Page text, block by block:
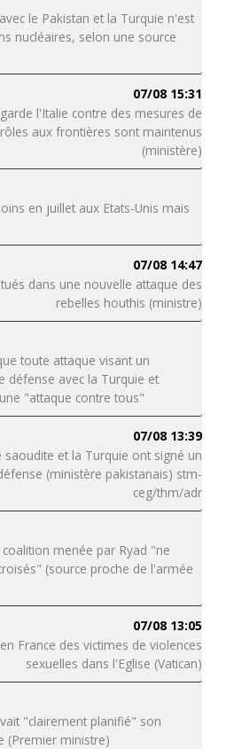
le Pakistan et la Turquie n'est
nucléaires, selon une source
07/08 15:31
l'Italie contre des mesures de
aux frontières sont maintenus
(ministère)
en juillet aux Etats-Unis mais
07/08 14:47
dans une nouvelle attaque des
rebelles houthis (ministre)
toute attaque visant un
défense avec la Turquie et
"attaque contre tous"
07/08 13:39
saoudite et la Turquie ont signé un
(ministère pakistanais) stm-
ceg/thm/adr
menée par Ryad "ne
(source proche de l'armée
07/08 13:05
France des victimes de violences
sexuelles dans l'Eglise (Vatican)
"clairement planifié" son
(Premier ministre)